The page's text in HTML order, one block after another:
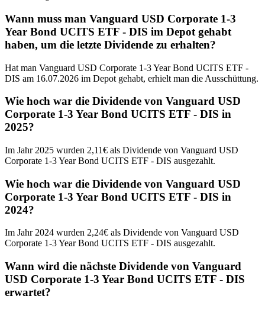
Wann muss man Vanguard USD Corporate 1-3
Year Bond UCITS ETF - DIS im Depot gehabt
haben, um die letzte Dividende zu erhalten?
Hat man Vanguard USD Corporate 1-3 Year Bond UCITS ETF -
DIS am 16.07.2026 im Depot gehabt, erhielt man die Ausschüttung.
Wie hoch war die Dividende von Vanguard USD
Corporate 1-3 Year Bond UCITS ETF - DIS in
2025?
Im Jahr 2025 wurden 2,11€ als Dividende von Vanguard USD
Corporate 1-3 Year Bond UCITS ETF - DIS ausgezahlt.
Wie hoch war die Dividende von Vanguard USD
Corporate 1-3 Year Bond UCITS ETF - DIS in
2024?
Im Jahr 2024 wurden 2,24€ als Dividende von Vanguard USD
Corporate 1-3 Year Bond UCITS ETF - DIS ausgezahlt.
Wann wird die nächste Dividende von Vanguard
USD Corporate 1-3 Year Bond UCITS ETF - DIS
erwartet?